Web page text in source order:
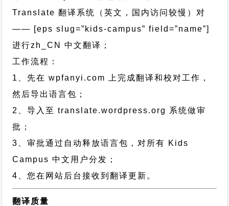
Translate 翻译系统（英文，国内访问较慢）对
—— [eps slug=”kids-campus” field=”name”]
进行zh_CN
中文翻译；
工作流程：
1、先在 wpfanyi.com 上完成翻译和校对工作，
然后导出语言包；
2、导入至 translate.wordpress.org 系统做审
批；
3、审批通过自动释放语言包，对所有 Kids
Campus 中文用户分发；
4、您在网站后台接收到翻译更新。
翻译质量